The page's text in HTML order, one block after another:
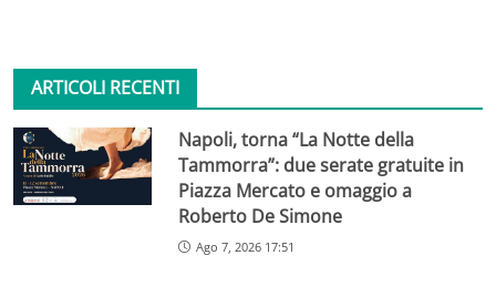
ARTICOLI RECENTI
Napoli, torna “La Notte della
Tammorra”: due serate gratuite in
Piazza Mercato e omaggio a
Roberto De Simone
Ago 7, 2026 17:51